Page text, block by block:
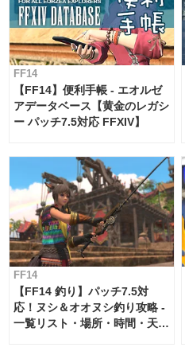
FF14
【FF14】便利手帳 - エオルゼ
アデータベース【黄金のレガシ
ー パッチ7.5対応 FFXIV】
FF14
【FF14 釣り】パッチ7.5対
応！ヌシ＆オオヌシ釣り攻略 -
一覧リスト・場所・時間・天